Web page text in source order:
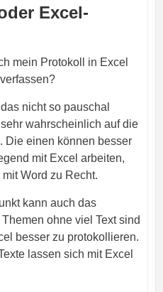
Excel-
mein Protokoll in Excel
nicht so pauschal
wahrscheinlich auf die
Die einen können besser
mit Excel arbeiten,
Word zu Recht.
kann auch das
ohne viel Text sind
besser zu protokollieren.
lassen sich mit Excel